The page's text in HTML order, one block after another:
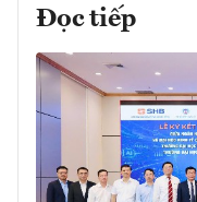
Đọc tiếp